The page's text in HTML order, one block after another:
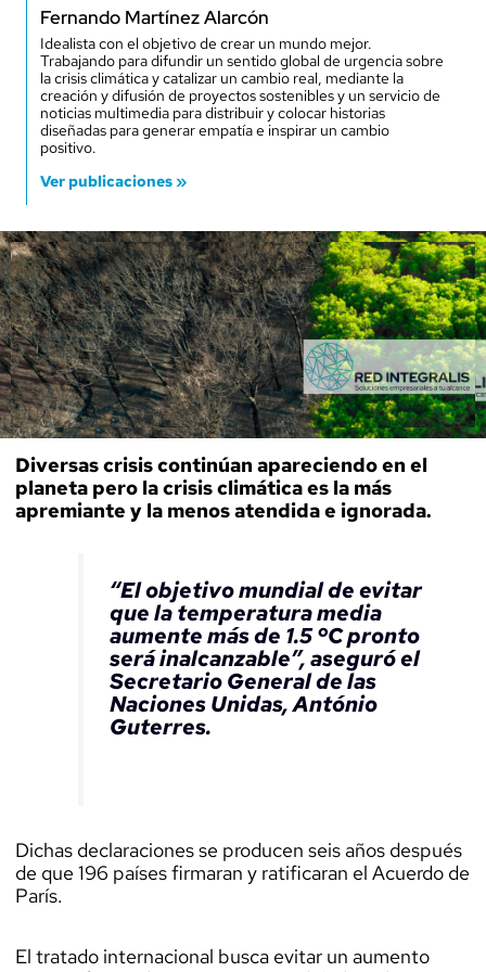
Fernando Martínez Alarcón
Idealista con el objetivo de crear un mundo mejor.
Trabajando para difundir un sentido global de urgencia sobre
la crisis climática y catalizar un cambio real, mediante la
creación y difusión de proyectos sostenibles y un servicio de
noticias multimedia para distribuir y colocar historias
diseñadas para generar empatía e inspirar un cambio
positivo.
Ver publicaciones »
Diversas crisis continúan apareciendo en el
planeta pero la crisis climática es la más
apremiante y la menos atendida e ignorada.
“El objetivo mundial de evitar
que la temperatura media
aumente más de 1.5 ºC pronto
será inalcanzable”, aseguró el
Secretario General de las
Naciones Unidas, António
Guterres.
Dichas declaraciones se producen seis años después
de que 196 países firmaran y ratificaran el Acuerdo de
París.
El tratado internacional busca evitar un aumento